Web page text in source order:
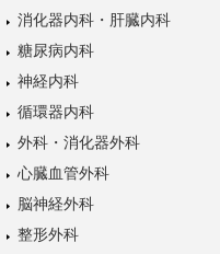
消化器内科・肝臓内科
糖尿病内科
神経内科
循環器内科
外科・消化器外科
心臓血管外科
脳神経外科
整形外科